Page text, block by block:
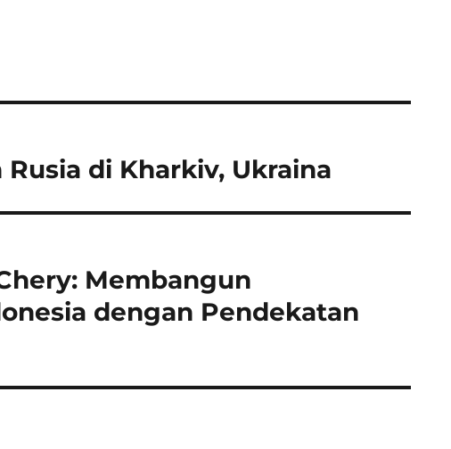
di Kharkiv, Ukraina
Membangun
dengan Pendekatan